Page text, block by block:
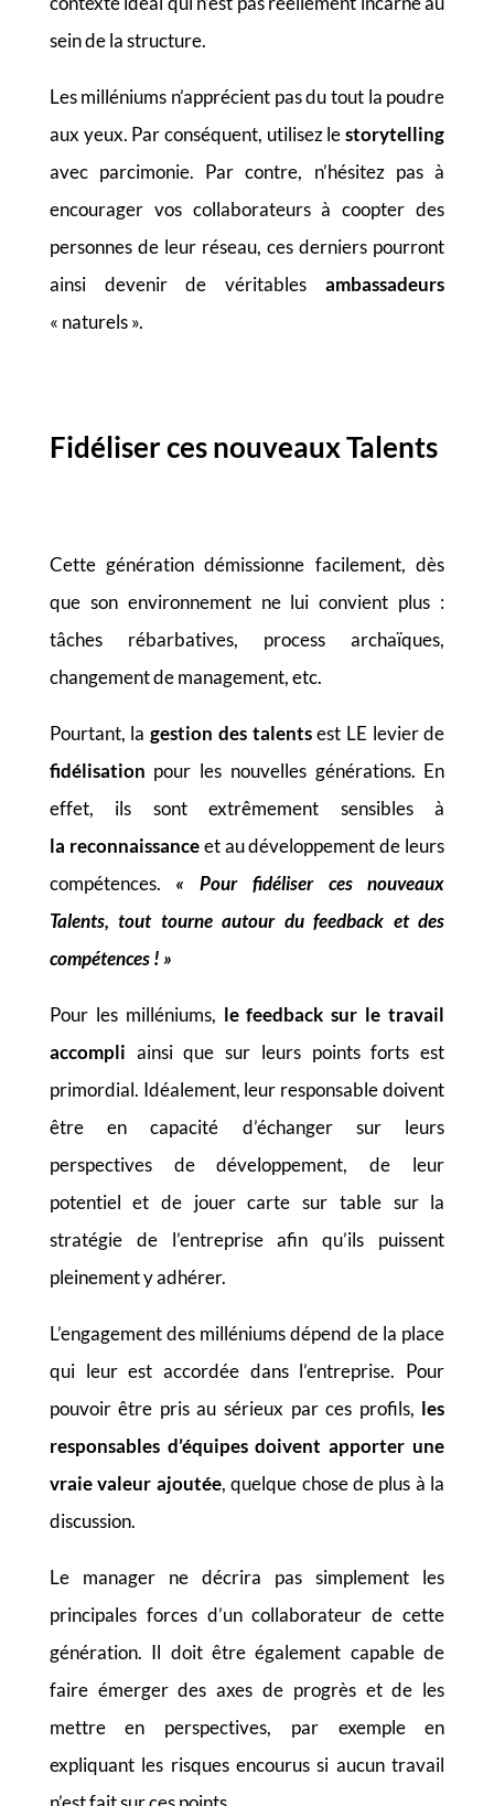
sein de la structure.
Les milléniums n’apprécient pas du tout la poudre
aux yeux. Par conséquent, utilisez lestorytelling
avec parcimonie. Par contre, n’hésitez pas à
encourager vos collaborateurs à coopter des
personnes de leur réseau, ces derniers pourront
ainsi devenir de véritablesambassadeurs
« naturels ».
Fidéliser ces nouveaux Talents
Cette génération démissionne facilement, dès
que son environnement ne lui convient plus :
tâches rébarbatives, process archaïques,
changement de management, etc.
Pourtant, lagestion des talentsest LE levier de
fidélisation pour les nouvelles générations. En
effet, ils sont extrêmement sensibles à
la reconnaissanceet au développement de leurs
compétences. « Pour fidéliser ces nouveaux
Talents, tout tourne autour du feedback et des
compétences ! »
Pour les milléniums, le feedback sur le travail
accompli ainsi que sur leurs points forts est
primordial. Idéalement, leur responsable doivent
être en capacité d’échanger sur leurs
perspectives de développement, de leur
potentiel et de jouer carte sur table sur la
stratégie de l’entreprise afin qu’ils puissent
pleinement y adhérer.
L’engagement des milléniums dépend de la place
qui leur est accordée dans l’entreprise. Pour
pouvoir être pris au sérieux par ces profils, les
responsables d’équipes doivent apporter une
vraie valeur ajoutée, quelque chose de plus à la
discussion.
Le manager ne décrira pas simplement les
principales forces d’un collaborateur de cette
génération. Il doit être également capable de
faire émerger des axes de progrès et de les
mettre en perspectives, par exemple en
expliquant les risques encourus si aucun travail